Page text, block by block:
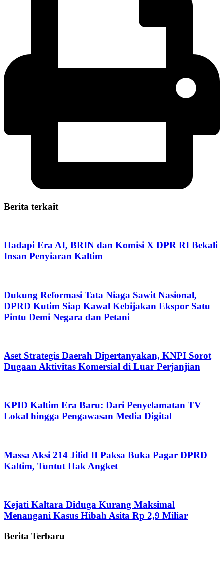
Berita terkait
Hadapi Era AI, BRIN dan Komisi X DPR RI Bekali
Insan Penyiaran Kaltim
Dukung Reformasi Tata Niaga Sawit Nasional,
DPRD Kutim Siap Kawal Kebijakan Ekspor Satu
Pintu Demi Negara dan Petani
Aset Strategis Daerah Dipertanyakan, KNPI Sorot
Dugaan Aktivitas Komersial di Luar Perjanjian
KPID Kaltim Era Baru: Dari Penyelamatan TV
Lokal hingga Pengawasan Media Digital
Massa Aksi 214 Jilid II Paksa Buka Pagar DPRD
Kaltim, Tuntut Hak Angket
Kejati Kaltara Diduga Kurang Maksimal
Menangani Kasus Hibah Asita Rp 2,9 Miliar
Berita Terbaru